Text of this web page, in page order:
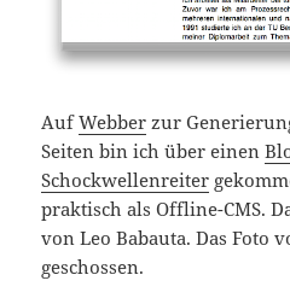
AufWebber zur
Seiten bin ich über einen
Schockwellenreiter
praktisch als Offline-CMS.
von Leo Babauta. Das Foto
geschossen.